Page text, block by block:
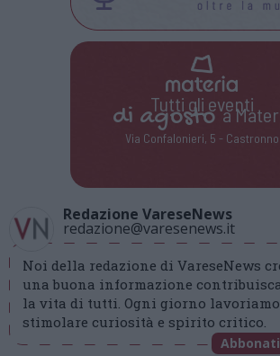
Tutti gli eventi
di agostoa
Via Confalonieri, 5 - Castronno
Redazione VareseNews
redazione@varesenews.it
Noi della redazione di VareseNews
una buona informazione
la vita di tutti. Ogni giorno
stimolare curiosità e spirito critico.